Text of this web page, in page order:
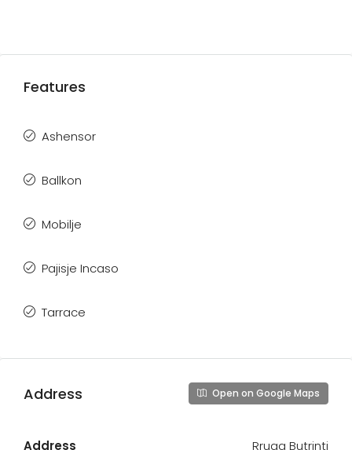
Features
Ashensor
Ballkon
Mobilje
Pajisje Incaso
Tarrace
Address Open on Google Maps
Address Rruga Butrinti